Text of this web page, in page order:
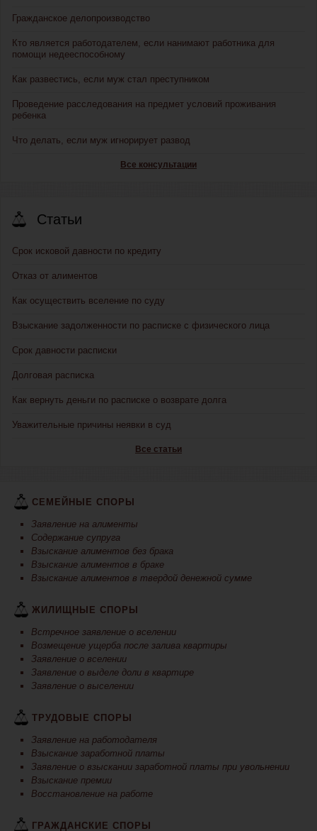
Гражданское делопроизводство
Кто является работодателем, если нанимают работника для
помощи недееспособному
Как развестись, если муж стал преступником
Проведение расследования на предмет условий проживания
ребенка
Что делать, если муж игнорирует развод
Все консультации
Статьи
Срок исковой давности по кредиту
Отказ от алиментов
Как осуществить вселение по суду
Взыскание задолженности по расписке с физического лица
Срок давности расписки
Долговая расписка
Как вернуть деньги по расписке о возврате долга
Уважительные причины неявки в суд
Все статьи
СЕМЕЙНЫЕ СПОРЫ
Заявление на алименты
Содержание супруга
Взыскание алиментов без брака
Взыскание алиментов в браке
Взыскание алиментов в твердой денежной сумме
ЖИЛИЩНЫЕ СПОРЫ
Встречное заявление о вселении
Возмещение ущерба после залива квартиры
Заявление о вселении
Заявление о выделе доли в квартире
Заявление о выселении
ТРУДОВЫЕ СПОРЫ
Заявление на работодателя
Взыскание заработной платы
Заявление о взыскании заработной платы при увольнении
Взыскание премии
Восстановление на работе
ГРАЖДАНСКИЕ СПОРЫ